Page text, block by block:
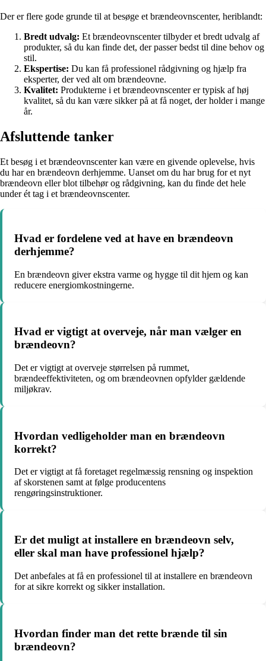
Der er flere gode grunde til at besøge et brændeovnscenter, heriblandt:
Bredt udvalg: Et brændeovnscenter tilbyder et bredt udvalg af
produkter, så du kan finde det, der passer bedst til dine behov og
stil.
Ekspertise: Du kan få professionel rådgivning og hjælp fra
eksperter, der ved alt om brændeovne.
Kvalitet: Produkterne i et brændeovnscenter er typisk af høj
kvalitet, så du kan være sikker på at få noget, der holder i mange
år.
Afsluttende tanker
Et besøg i et brændeovnscenter kan være en givende oplevelse, hvis
du har en brændeovn derhjemme. Uanset om du har brug for et nyt
brændeovn eller blot tilbehør og rådgivning, kan du finde det hele
under ét tag i et brændeovnscenter.
Hvad er fordelene ved at have en brændeovn
derhjemme?
En brændeovn giver ekstra varme og hygge til dit hjem og kan
reducere energiomkostningerne.
Hvad er vigtigt at overveje, når man vælger en
brændeovn?
Det er vigtigt at overveje størrelsen på rummet,
brændeeffektiviteten, og om brændeovnen opfylder gældende
miljøkrav.
Hvordan vedligeholder man en brændeovn
korrekt?
Det er vigtigt at få foretaget regelmæssig rensning og inspektion
af skorstenen samt at følge producentens
rengøringsinstruktioner.
Er det muligt at installere en brændeovn selv,
eller skal man have professionel hjælp?
Det anbefales at få en professionel til at installere en brændeovn
for at sikre korrekt og sikker installation.
Hvordan finder man det rette brænde til sin
brændeovn?